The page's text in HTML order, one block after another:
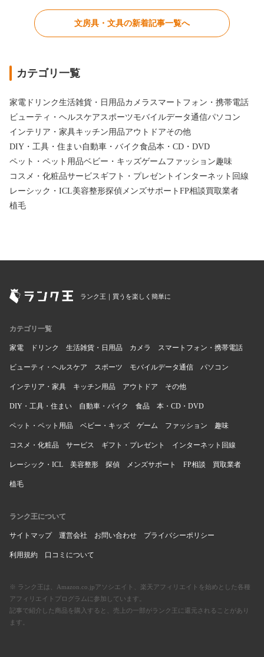
文房具・文具の新着記事一覧へ
カテゴリ一覧
家電 ドリンク生活雑貨・日用品カメラ スマートフォン・携帯電話
ビューティ・ヘルスケアスポーツモバイルデータ通信パソコン
インテリア・家具キッチン用品アウトドアその他
DIY・工具・住まい自動車・バイク食品本・CD・DVD
ペット・ペット用品ベビー・キッズゲームファッション趣味
コスメ・化粧品サービス ギフト・プレゼント インターネット回線
レーシック・ICL美容整形探偵メンズサポート FP相談買取業者
植毛
ランク王｜買うを楽しく簡単に
カテゴリ一覧
家電 ドリンク 生活雑貨・日用品 カメラ スマートフォン・携帯電話
ビューティ・ヘルスケア スポーツ モバイルデータ通信 パソコン
インテリア・家具 キッチン用品 アウトドア その他
DIY・工具・住まい 自動車・バイク 食品 本・CD・DVD
ペット・ペット用品 ベビー・キッズ ゲーム ファッション 趣味
コスメ・化粧品 サービス ギフト・プレゼント インターネット回線
レーシック・ICL 美容整形 探偵 メンズサポート FP相談 買取業者
植毛
ランク王について
サイトマップ 運営会社 お問い合わせ プライバシーポリシー
利用規約 口コミについて
※ ランク王は、Amazon.co.jpアソシエイト、楽天アフィリエイトを始めとした各種
アフィリエイトプログラムに参加しています。
記事で紹介した商品を購入すると、売上の一部がランク王に還元されることがあり
ます。